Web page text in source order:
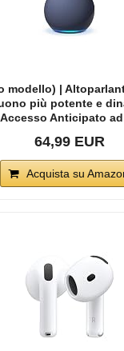
modello) |
più potente e
Anticipato ad
64,99 EUR
Acquista su